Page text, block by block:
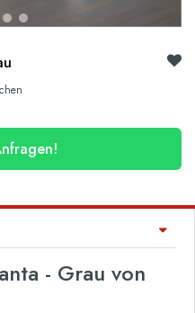
- Grau von